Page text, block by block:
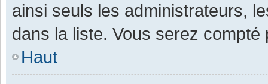
ainsi seuls les administrateurs,
dans la liste. Vous serez
Haut